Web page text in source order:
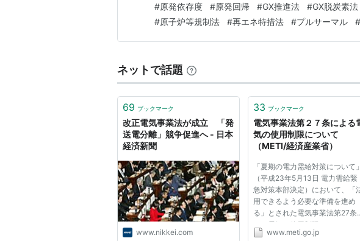
http://www.meti.go.jp/press/2013/04/20130412001/
になってしまいました。 ２０１１年３月１１日の福
ぶことなく、いまだに原発被災に苦しむ住民たちを
#原発依存度 #原発回帰 #GX推進法 #GX脱炭素法
#原子炉等規制法 #再エネ特措法 #プルサーマル #
ネットで話題
69 ブックマーク
改正電気事業法が成立 「発
送電分離」競争促進へ - 日本
経済新聞
www.nikkei.com
33 ブックマーク
電気事業法第２７条による
気の使用制限について
（METI/経済産業省）
「夏期の電力需給対策について」
（平成23年5月13日 電力需給緊
急対策本部決定）において、「
用できるよう必要な準備を進め
る」とされた電気事業法第27条
よる電気の使用制限について、下
記のとおり実施することとなりま
www.meti.go.jp